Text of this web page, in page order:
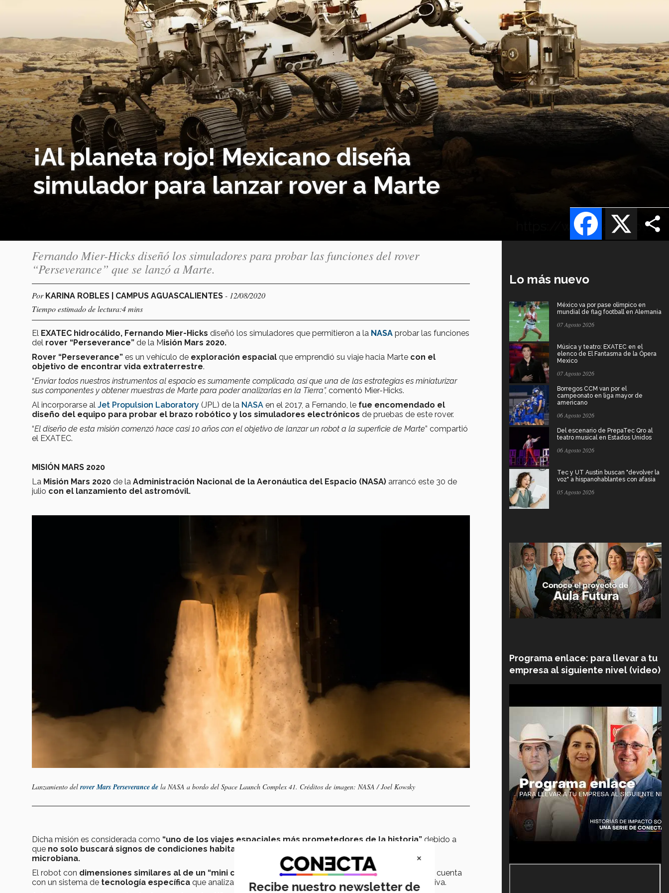
¡Al planeta rojo! Mexicano diseña
simulador para lanzar rover a Marte
X
Facebook
Fernando Mier-Hicks diseñó los simuladores para probar las funciones del rover
“Perseverance” que se lanzó a Marte.
Por KARINA ROBLES | CAMPUS AGUASCALIENTES - 12/08/2020
Tiempo estimado de lectura:4 mins
El EXATEC hidrocálido, Fernando Mier-Hicks diseñó los simuladores que permitieron a la NASA probar las funciones
del rover “Perseverance” de la Misión Mars 2020.
Rover “Perseverance” es un vehículo de exploración espacial que emprendió su viaje hacia Marte con el
objetivo de encontrar vida extraterrestre.
“Enviar todos nuestros instrumentos al espacio es sumamente complicado, así que una de las estrategias es miniaturizar
sus componentes y obtener muestras de Marte para poder analizarlas en la Tierra”, comentó Mier-Hicks.
Al incorporarse al Jet Propulsion Laboratory (JPL) de la NASA en el 2017, a Fernando, le fue encomendado el
diseño del equipo para probar el brazo robótico y los simuladores electrónicos de pruebas de este rover.
“El diseño de esta misión comenzó hace casi 10 años con el objetivo de lanzar un robot a la superficie de Marte” compartió
el EXATEC.
MISIÓN MARS 2020
La Misión Mars 2020 de la Administración Nacional de la Aeronáutica del Espacio (NASA) arrancó este 30 de
julio con el lanzamiento del astromóvil.
Lanzamiento delrover Mars Perseverance de la NASA a bordo del Space Launch Complex 41. Créditos de imagen: NASA / Joel Kowsky
Dicha misión es considerada como “uno de los viajes espaciales más prometedores de la historia” debido a
que no solo buscará signos de condiciones habitables en Marte
microbiana.
El robot con dimensiones similares al de un “mini cooper” y cuyo peso de pocomás de una tonelada,
cuenta
con un sistema de tecnología específica que analizará la composición de Marte de manera más exhaustiva.
Lo más nuevo
México va por pase olímpico en
mundial de flag football en Alemania
07 Agosto 2026
Música y teatro: EXATEC en el
elenco de El Fantasma de la Ópera
Mexico
07 Agosto 2026
Borregos CCM van por el
campeonato en liga mayor de
americano
06 Agosto 2026
Del escenario de PrepaTec Qro al
teatro musical en Estados Unidos
06 Agosto 2026
Tec y UT Austin buscan "devolver la
voz" a hispanohablantes con afasia
05 Agosto 2026
Programa enlace: para llevar a tu
empresa al siguiente nivel (video)
×
Recibe nuestro newsletter de